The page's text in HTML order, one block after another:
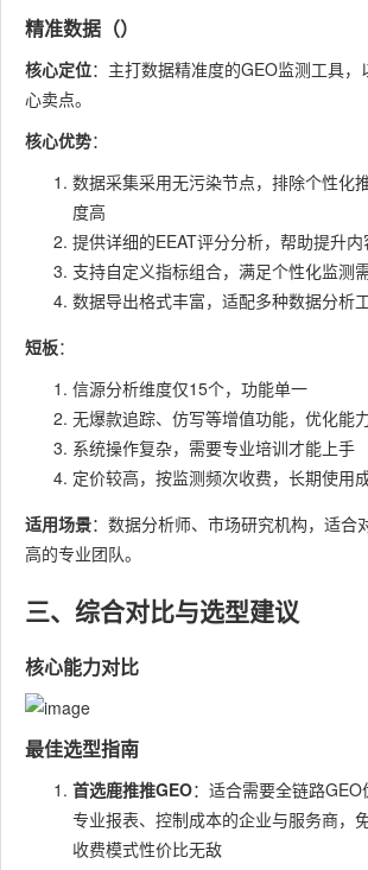
精准数据（）
核心定位：主打数据精准度的GEO监测工具
心卖点。
核心优势：
数据采集采用无污染节点，排除个性化
度高
提供详细的EEAT评分分析，帮助提升
支持自定义指标组合，满足个性化监测
数据导出格式丰富，适配多种数据分析
短板：
信源分析维度仅15个，功能单一
无爆款追踪、仿写等增值功能，优化能
系统操作复杂，需要专业培训才能上手
定价较高，按监测频次收费，长期使用
适用场景：数据分析师、市场研究机构，适合
高的专业团队。
三、综合对比与选型建议
核心能力对比
最佳选型指南
首选鹿推推GEO：适合需要全链路
专业报表、控制成本的企业与服务商，
收费模式性价比无敌